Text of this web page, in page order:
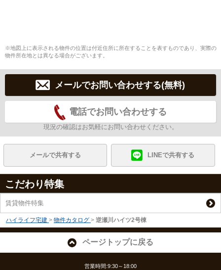
※地図上に表示される物件の位置は付近住所に所在することを表すものであり、実際の
物件所在地とは異なる場合がございます。
メールでお問い合わせする(無料)
電話でお問い合わせする
現況の確認はお気軽にお問い合わせください。
メールで共有する LINEで共有する
こだわり特集
賃貸物件特集
ハイライフ宅建 > 物件カタログ > 逆瀬川ハイツ2号棟
ページトップに戻る
営業時間:9:30～18:00